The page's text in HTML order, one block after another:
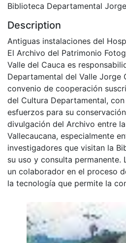
Biblioteca Departamental
Description
Antiguas instalaciones del
El Archivo del Patrimonio
Valle del Cauca es
Departamental del Valle Jorge
convenio de cooperación
del Cultura Departamental,
esfuerzos para su
divulgación del Archivo entre
Vallecaucana, especialmente
investigadores que visitan la
su uso y consulta permanente.
un colaborador en el proceso
la tecnología que permite la